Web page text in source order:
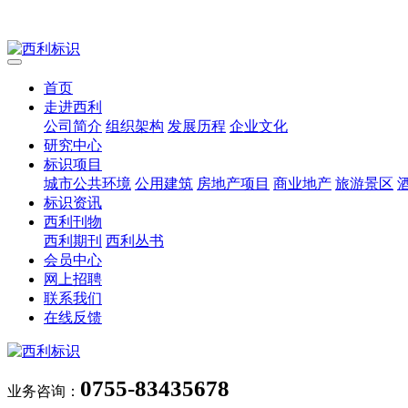
首页
走进西利
公司简介 组织架构 发展历程 企业文化
研究中心
标识项目
城市公共环境 公用建筑 房地产项目 商业地产 旅游景区
标识资讯
西利刊物
西利期刊 西利丛书
会员中心
网上招聘
联系我们
在线反馈
业务咨询： 0755-83435678